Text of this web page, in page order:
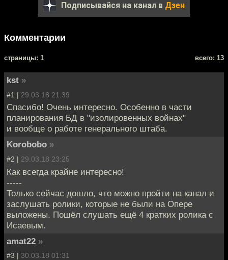
Подписывайся на канал в Дзен
Комментарии
cтраницы: 1 всего: 13
kst »
#1 | 29.03.18 21:39
Спасибо! Очень интересно. Особенно в части
планирования БД в "изолировенных войнах"
и вообще о работе генерального штаба.
Korobobo »
#2 | 29.03.18 23:25
Как всегда крайне интересно!
-----
Только сейчас дошло, что можно пройти на канал и
заслушать ролики, которые не были на Опере
выложены. Пошёл слушать ещё 4 кратких ролика с
Исаевым.
amat22 »
#3 | 30.03.18 01:31